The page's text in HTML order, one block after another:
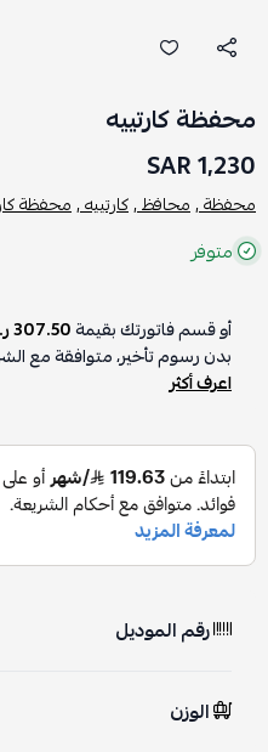
محفظة كارتييه
1,230 SAR
محفظة ,محافظ ,كارتييه ,محفظة
متوفر
أو قسم فاتورتك بقيمة307.50 ر.س
بدون رسوم تأخير، متوافقة مع
اعرف أكثر
رقم الموديل
الوزن